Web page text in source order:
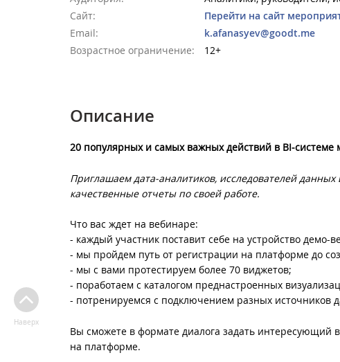
Сайт:
Перейти на сайт
Email:
k.afanasyev@goodt.me
Возрастное ограничение:
12+
Описание
20 популярных и самых важных действий в
Приглашаем дата-аналитиков, исследователей данных
качественные отчеты по своей работе.
Что вас ждет на вебинаре:
- каждый участник поставит себе на устройство демо-
- мы пройдем путь от регистрации на платформе до
- мы с вами протестируем более 70 виджетов;
- поработаем с каталогом преднастроенных
- потренируемся с подключением разных источников
Вы сможете в формате диалога задать интересующий
на платформе.
Наверх